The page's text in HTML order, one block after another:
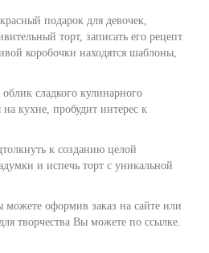
подарок для девочек,
торт, записать его рецепт
коробочки находятся шаблоны,
сладкого кулинарного
кухне, пробудит интерес к
к созданию целой
и испечь торт с уникальной
можете оформив заказ на сайте или
творчества Вы можете по ссылке.